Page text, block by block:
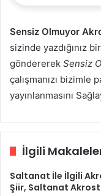
Sensiz Olmuyor
sizinde yazdığınız
göndererek Sensiz
çalışmanızı
yayınlanmasını
İlgili
Saltanat İle İlgili
Şiir, Saltanat